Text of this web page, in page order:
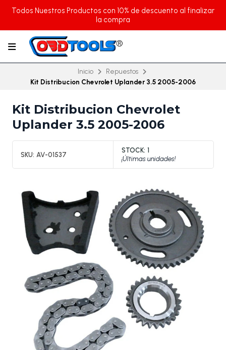
Todos Nuestros Productos con 10% de descuento al finalizar
la compra
Inicio
Repuestos
Kit Distribucion Chevrolet Uplander 3.5 2005-2006
Kit Distribucion Chevrolet
Uplander 3.5 2005-2006
SKU: AV-01537
STOCK: 1
¡Últimas unidades!